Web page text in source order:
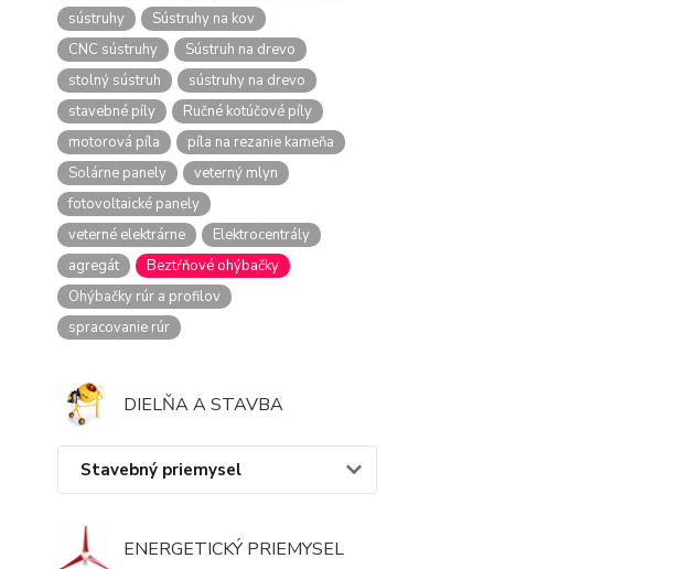
sústruhy
Sústruhy na kov
CNC sústruhy
Sústruh na drevo
stolný sústruh
sústruhy na drevo
stavebné píly
Ručné kotúčové píly
motorová píla
píla na rezanie kameňa
Solárne panely
veterný mlyn
fotovoltaické panely
veterné elektrárne
Elektrocentrály
agregát
Beztŕňové ohýbačky
Ohýbačky rúr a profilov
spracovanie rúr
DIELŇA A STAVBA
Stavebný priemysel
ENERGETICKÝ PRIEMYSEL